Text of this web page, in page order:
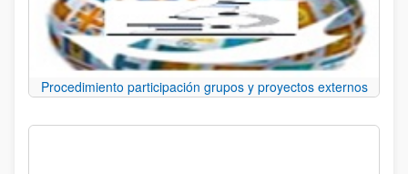
Procedimiento participación grupos y proyectos externos